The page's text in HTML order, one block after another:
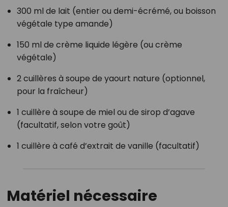
300 ml de lait (entier ou demi-écrémé, ou boisson
végétale type amande)
150 ml de crème liquide légère (ou crème
végétale)
2 cuillères à soupe de yaourt nature (optionnel,
pour la fraîcheur)
1 cuillère à soupe de miel ou de sirop d’agave
(facultatif, selon votre goût)
1 cuillère à café d’extrait de vanille (facultatif)
Matériel nécessaire